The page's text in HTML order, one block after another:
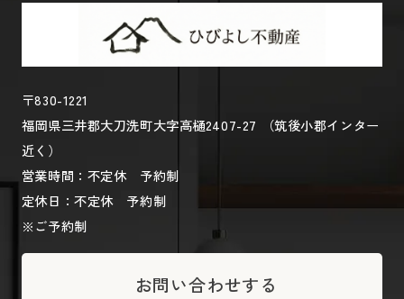
〒830-1221
福岡県三井郡大刀洗町大字高樋2407-27 （筑後小郡インター
近く）
営業時間：不定休 予約制
定休日：不定休 予約制
※ご予約制
お問い合わせする